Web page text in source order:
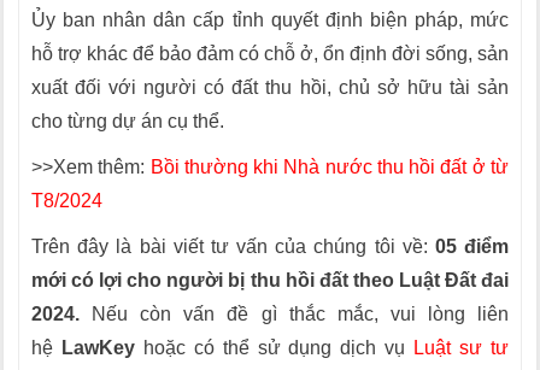
Ủy ban nhân dân cấp tỉnh quyết định biện pháp, mức
hỗ trợ khác để bảo đảm có chỗ ở, ổn định đời sống, sản
xuất đối với người có đất thu hồi, chủ sở hữu tài sản
cho từng dự án cụ thể.
>>Xem thêm: Bồi thường khi Nhà nước thu hồi đất ở từ
T8/2024
Trên đây là bài viết tư vấn của chúng tôi về: 05 điểm
mới có lợi cho người bị thu hồi đất theo Luật Đất đai
2024. Nếu còn vấn đề gì thắc mắc, vui lòng liên
hệ LawKeyhoặc có thể sử dụng dịch vụ
Luật sư tư